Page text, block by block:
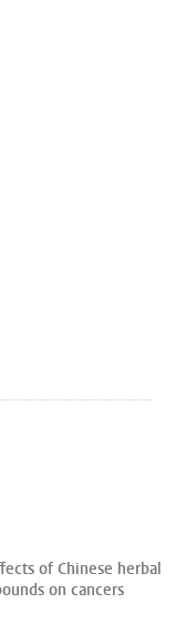
of Chinese herbal
on cancers